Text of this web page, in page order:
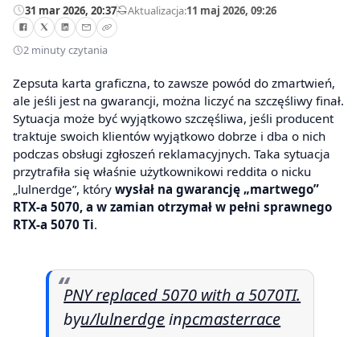
31 mar 2026, 20:37—Aktualizacja:11 maj 2026, 09:26
2 minuty czytania
Zepsuta karta graficzna, to zawsze powód do zmartwień,
ale jeśli jest na gwarancji, można liczyć na szczęśliwy finał.
Sytuacja może być wyjątkowo szczęśliwa, jeśli producent
traktuje swoich klientów wyjątkowo dobrze i dba o nich
podczas obsługi zgłoszeń reklamacyjnych. Taka sytuacja
przytrafiła się właśnie użytkownikowi reddita o nicku
„lulnerdge”, który wysłał na gwarancję „martwego”
RTX-a 5070, a w zamian otrzymał w pełni sprawnego
RTX-a 5070 Ti.
PNY replaced 5070 with a 5070TI.
byu/lulnerdgeinpcmasterrace